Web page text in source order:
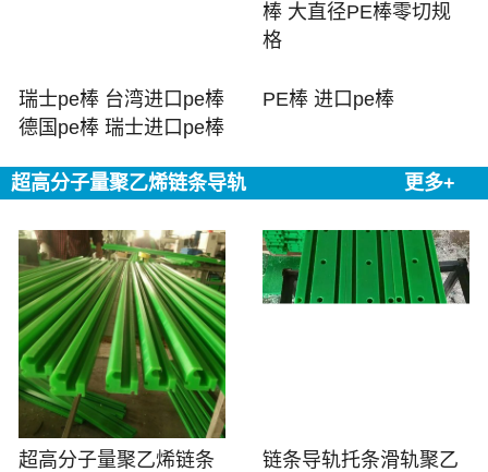
棒 大直径PE棒零切规
格
瑞士pe棒 台湾进口pe棒
德国pe棒 瑞士进口pe棒
PE棒 进口pe棒
超高分子量聚乙烯链条导轨 更多+
超高分子量聚乙烯链条
链条导轨托条滑轨聚乙